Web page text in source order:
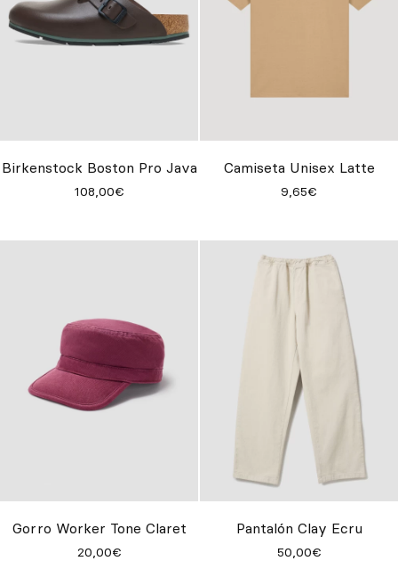
Birkenstock Boston Pro Java
108,00€
Camiseta Unisex Latte
9,65€
Gorro Worker Tone Claret
20,00€
Pantalón Clay Ecru
50,00€